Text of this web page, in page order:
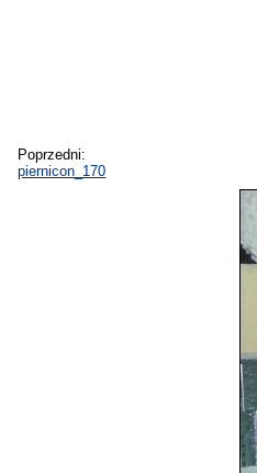
Poprzedni:
piernicon_170